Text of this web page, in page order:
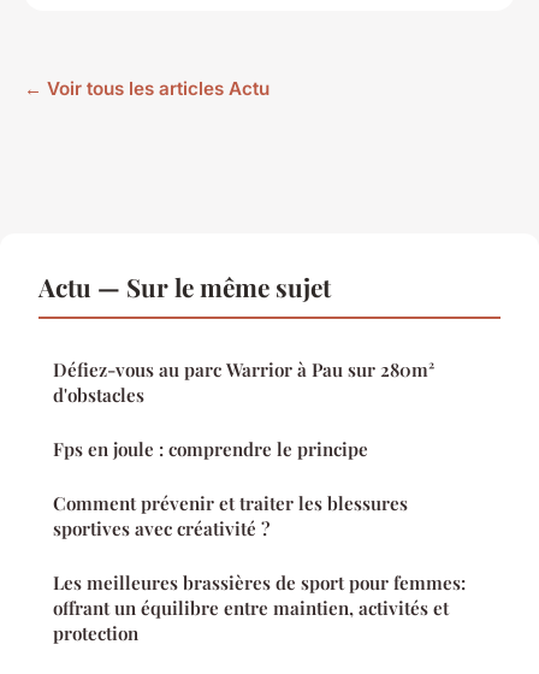
← Voir tous les articles Actu
Actu — Sur le même sujet
Défiez-vous au parc Warrior à Pau sur 280m²
d'obstacles
Fps en joule : comprendre le principe
Comment prévenir et traiter les blessures
sportives avec créativité ?
Les meilleures brassières de sport pour femmes:
offrant un équilibre entre maintien, activités et
protection